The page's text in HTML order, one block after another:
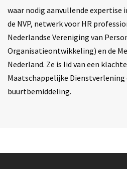
waar nodig aanvullende expertise
de NVP, netwerk voor HR
Nederlandse Vereniging van
Organisatieontwikkeling) en de
Nederland. Ze is lid van een
Maatschappelijke Dienstverlening
buurtbemiddeling.